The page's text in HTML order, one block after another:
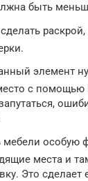
быть
элемент
с
мебели особую
места и
Это сделает